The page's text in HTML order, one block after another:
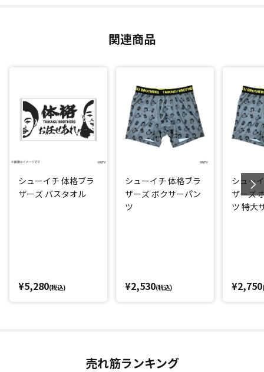
関連商品
シューイチ 体格ブラ
ザーズ バスタオル
¥5,280(税込)
シューイチ 体格ブラ
ザーズ ボクサーパン
ツ
¥2,530(税込)
シュー
ザーズ
ツ 特大
¥2,750
売れ筋ランキング